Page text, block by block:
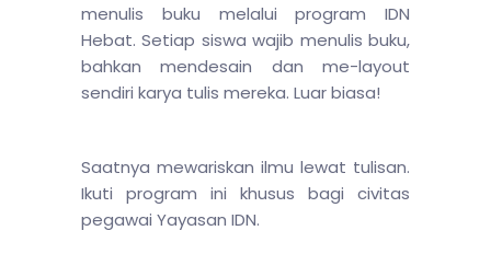
menulis buku melalui program IDN
Hebat. Setiap siswa wajib menulis buku,
bahkan mendesain dan me-layout
sendiri karya tulis mereka. Luar biasa!
Saatnya mewariskan ilmu lewat tulisan.
Ikuti program ini khusus bagi civitas
pegawai Yayasan IDN.